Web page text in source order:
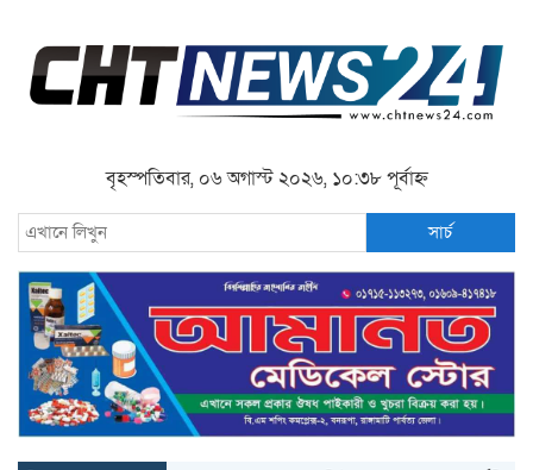
বৃহস্পতিবার, ০৬ অগাস্ট ২০২৬, ১০:৩৮ পূর্বাহ্ন
সার্চ